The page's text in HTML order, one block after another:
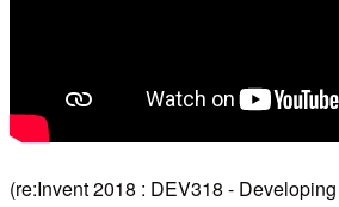
(re:Invent 2018 : DEV318 -